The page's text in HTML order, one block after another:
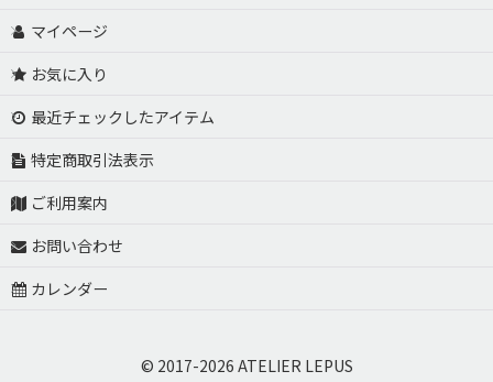
マイページ
お気に入り
最近チェックしたアイテム
特定商取引法表示
ご利用案内
お問い合わせ
カレンダー
© 2017-2026 ATELIER LEPUS